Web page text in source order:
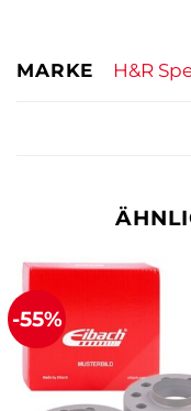
MARKE H&R
-55%